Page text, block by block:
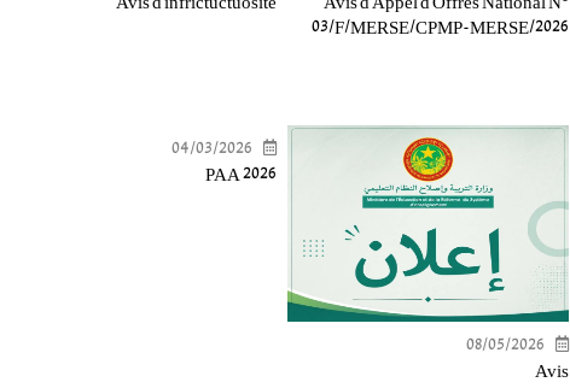
03/F/MERSE/CPMP-MERSE/2026
08/05/2026
Avis
04/03/2026
PAA 2026